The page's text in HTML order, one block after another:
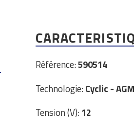
Référence:590514
Technologie:Cyclic - AGM
Tension (V):12